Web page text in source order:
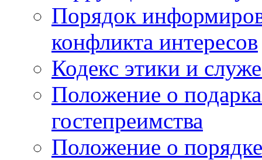
Порядок
конфликта интересов
Кодекс этики и
Положение о
гостепреимства
Положение о